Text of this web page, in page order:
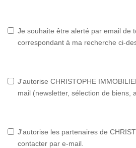
Je souhaite être alerté par email de
correspondant à ma recherche ci-
J'autorise CHRISTOPHE
mail (newsletter, sélection de biens,
J'autorise les partenaires de
contacter par e-mail.